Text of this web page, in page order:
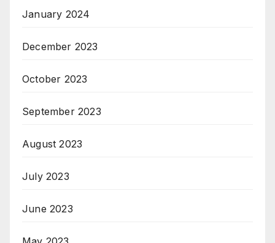
January 2024
December 2023
October 2023
September 2023
August 2023
July 2023
June 2023